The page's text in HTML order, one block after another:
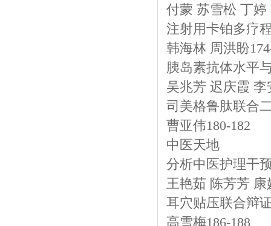
付蒙 苏雪松 丁婷
注射用卡铂多疗
韩海林 周洪盼
胰岛素抗体水平
吴兆芳 迟庆霞 李
司美格鲁肽联合
曹亚伟180-182
中医天地
分析中医护理干
王艳茹 陈芳芳 康
耳穴贴压联合辩
高雪梅186-188